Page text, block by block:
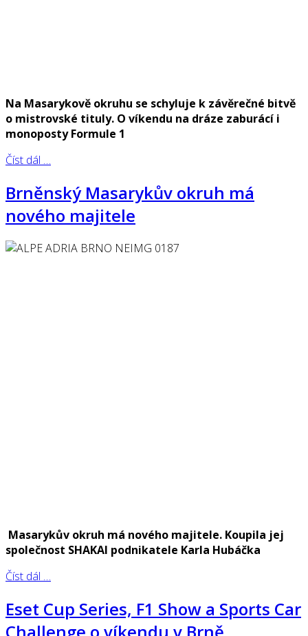
Na Masarykově okruhu se schyluje k závěrečné bitvě
o mistrovské tituly. O víkendu na dráze zaburácí i
monoposty Formule 1
Číst dál …
Brněnský Masarykův okruh má
nového majitele
Masarykův okruh má nového majitele. Koupila jej
společnost SHAKAI podnikatele Karla Hubáčka
Číst dál …
Eset Cup Series, F1 Show a Sports Car